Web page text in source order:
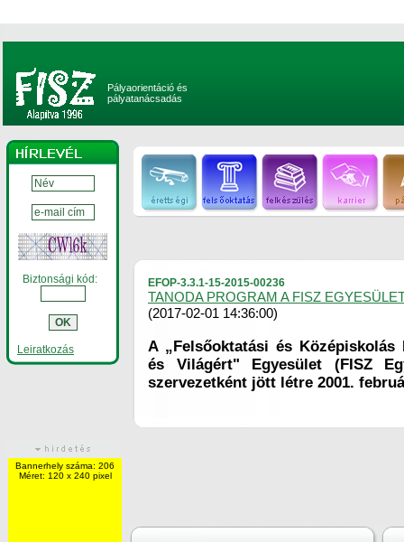
Pályaorientáció és
pályatanácsadás
Biztonsági kód:
Leiratkozás
Bannerhely száma: 206
Méret: 120 x 240 pixel
EFOP-3.3.1-15-2015-00236
TANODA PROGRAM A FISZ
(2017-02-01 14:36:00)
A „Felsőoktatási és Középiskolás
és Világért" Egyesület (FISZ
szervezetként jött létre 2001.